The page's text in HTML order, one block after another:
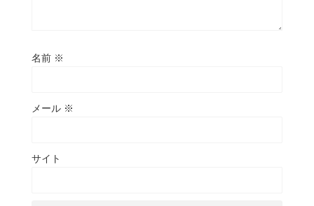
名前 ※
メール ※
サイト